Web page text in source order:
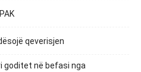
qeverisjen
goditet në befasi nga